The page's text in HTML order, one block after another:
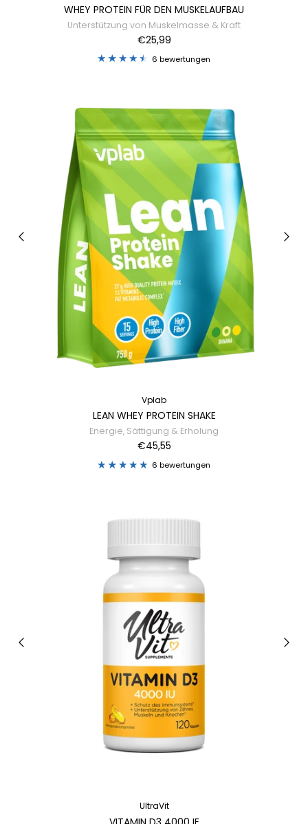
WHEY PROTEIN FÜR DEN MUSKELAUFBAU
Unterstützung von Muskelmasse & Kraft
€25,99
6 bewertungen
Vplab
LEAN WHEY PROTEIN SHAKE
Energie, Sättigung & Erholung
€45,55
6 bewertungen
UltraVit